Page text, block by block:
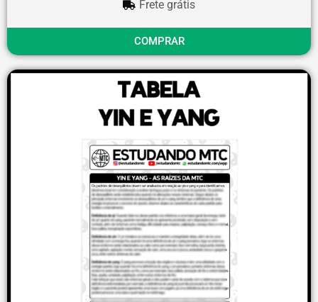
Frete grátis
COMPRAR